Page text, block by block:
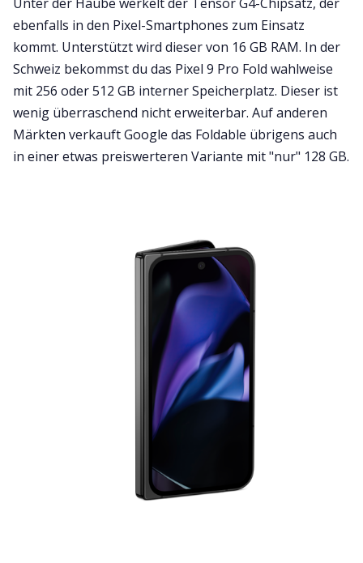
ebenfalls in den Pixel-Smartphones zum Einsatz
kommt. Unterstützt wird dieser von 16 GB RAM. In der
Schweiz bekommst du das Pixel 9 Pro Fold wahlweise
mit 256 oder 512 GB interner Speicherplatz. Dieser ist
wenig überraschend nicht erweiterbar. Auf anderen
Märkten verkauft Google das Foldable übrigens auch
in einer etwas preiswerteren Variante mit "nur" 128 GB.